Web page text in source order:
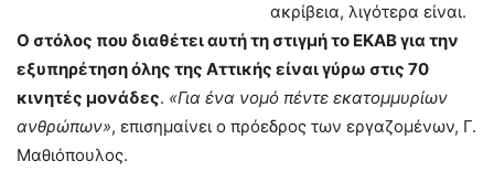
ακρίβεια, λιγότερα είναι.
Ο στόλος που διαθέτει αυτή τη στιγμή το ΕΚΑΒ για την
εξυπηρέτηση όλης της Αττικής είναι γύρω στις 70
κινητές μονάδες. «Για ένα νομό πέντε εκατομμυρίων
ανθρώπων», επισημαίνει ο πρόεδρος των εργαζομένων, Γ.
Μαθιόπουλος.